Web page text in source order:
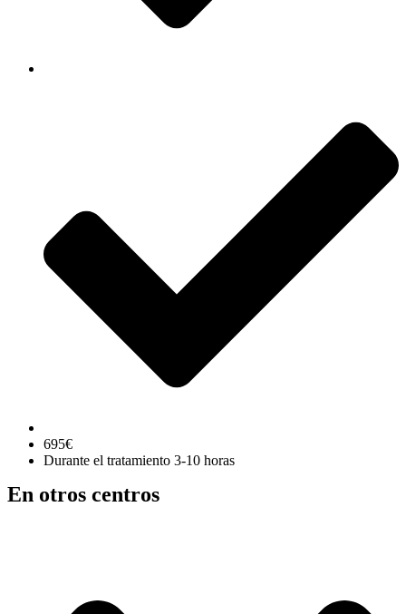
695€
Durante el tratamiento 3-10 horas
En otros centros